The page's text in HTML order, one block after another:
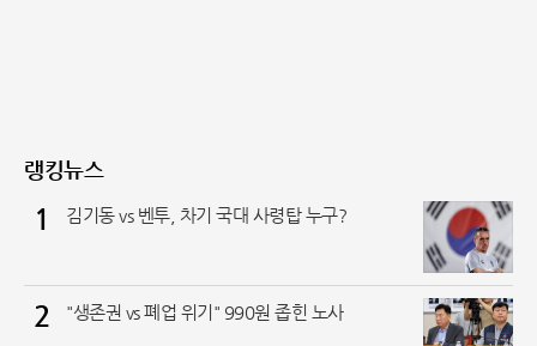
랭킹뉴스
1 김기동 vs 벤투, 차기 국대 사령탑 누구?
2 "생존권 vs 폐업 위기" 990원 좁힌 노사